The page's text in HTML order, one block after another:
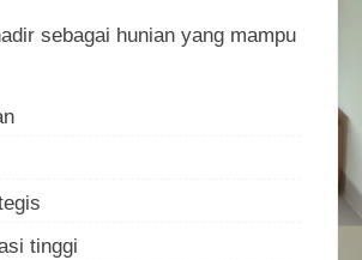
sebagai hunian yang mampu
tinggi